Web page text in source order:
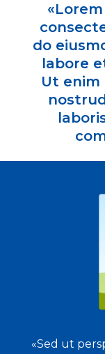
do
labore
Ut enim
«Sed ut